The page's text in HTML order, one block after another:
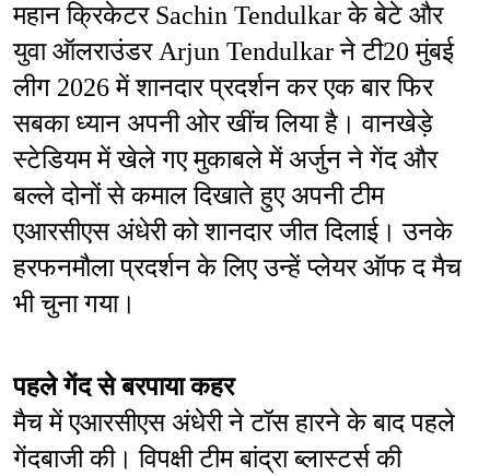
महान क्रिकेटर Sachin Tendulkar के बेटे और
युवा ऑलराउंडर Arjun Tendulkar ने टी20 मुंबई
लीग 2026 में शानदार प्रदर्शन कर एक बार फिर
सबका ध्यान अपनी ओर खींच लिया है। वानखेड़े
स्टेडियम में खेले गए मुकाबले में अर्जुन ने गेंद और
बल्ले दोनों से कमाल दिखाते हुए अपनी टीम
एआरसीएस अंधेरी को शानदार जीत दिलाई। उनके
हरफनमौला प्रदर्शन के लिए उन्हें प्लेयर ऑफ द मैच
भी चुना गया।
पहले गेंद से बरपाया कहर
मैच में एआरसीएस अंधेरी ने टॉस हारने के बाद पहले
गेंदबाजी की। विपक्षी टीम बांद्रा ब्लास्टर्स की